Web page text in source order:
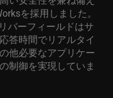
を採用しました。
バーフィールドはサ
答時間でリアルタイ
他必要なアプリケー
制御を実現していま